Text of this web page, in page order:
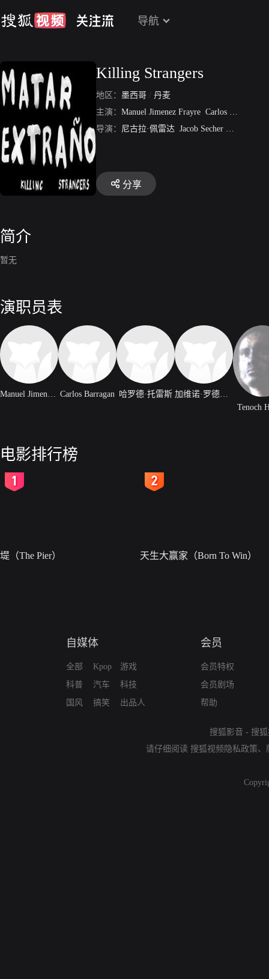
导航
Killing Strangers
地区： 墨西哥 / 丹麦
主演： Manuel Jimenez Frayre Carlos Barragan
导演： 尼古拉·佩雷达 Jacob Secher Schulsinger
分享
简介
暂无
演职员表
Manuel Jimenez Frayre Carlos Barragan 哈罗德·托雷斯
加维诺·罗德里格斯
Tenoch
电影排行榜
堤（The Pier） 天生大赢家（Born To Win）
自媒体
全部
科普
国风
Kpop
汽车
搞笑
游戏
科技
出品人
会员
会员特权
会员剧场
帮助
搜狐影音 - 搜
请仔细阅读 搜狐视频隐私政策、